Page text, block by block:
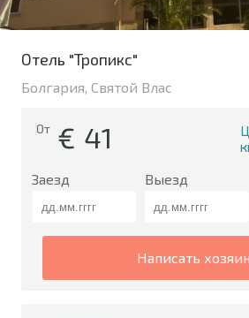
Отель "Тропикс"
Болгария, Святой Влас
От € 41
Заезд Выезд
написать